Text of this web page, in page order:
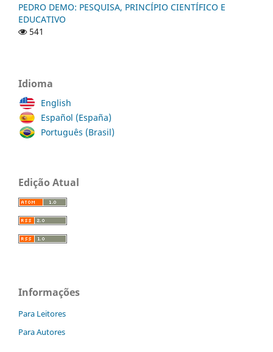
PEDRO DEMO: PESQUISA, PRINCÍPIO CIENTÍFICO E
EDUCATIVO
541
Idioma
English
Español (España)
Português (Brasil)
Edição Atual
Informações
Para Leitores
Para Autores